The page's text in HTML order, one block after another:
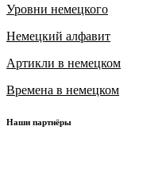
Уровни немецкого
Немецкий алфавит
Артикли в немецком
Времена в немецком
Наши партнёры